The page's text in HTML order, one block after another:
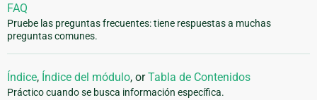
FAQ
Pruebe las preguntas frecuentes: tiene respuestas a muchas
preguntas comunes.
Índice, Índice del módulo, orTabla de Contenidos
Práctico cuando se busca información específica.